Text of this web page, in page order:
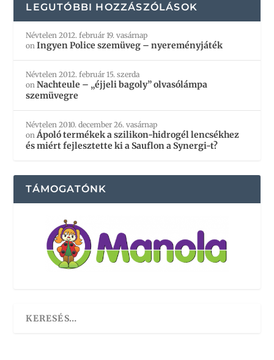
LEGUTÓBBI HOZZÁSZÓLÁSOK
Névtelen 2012. február 19. vasárnap
onIngyen Police szemüveg – nyereményjáték
Névtelen 2012. február 15. szerda
onNachteule – „éjjeli bagoly” olvasólámpa
szemüvegre
Névtelen 2010. december 26. vasárnap
onÁpoló termékek a szilikon-hidrogél lencsékhez
és miért fejlesztette ki a Sauflon a Synergi-t?
TÁMOGATÓNK